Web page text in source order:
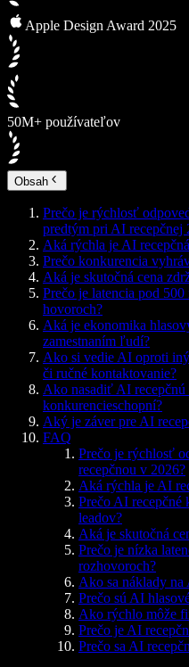
Apple Design Award 2025
50M+ používateľov
Obsah
Prečo je rýchlosť
predtým pri AI recepčnej
Aká rýchla je AI
Prečo konkurencia
Aká je skutočná cena
Prečo je latencia pod
hovoroch?
Aká je ekonomika
zamestnaním ľudí?
Ako si vedie AI oproti
či ručné kontaktovanie?
Ako nasadiť AI recepčnú
konkurencieschopní?
Aký je záver pre AI
FAQ
Prečo je rýchlosť
recepčnou v 2026?
Aká rýchla je AI
Prečo AI recepčné
leadov?
Aká je skutočná
Prečo je nízka
rozhovoroch?
Ako sa náklady
Prečo sú AI
Ako rýchlo môže
Prečo je AI
Prečo sa AI